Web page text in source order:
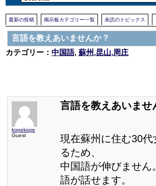
最新の投稿 掲示板カテゴリー一覧 未読のトピックス
言語を教えあいませんか？
カテゴリー： 中国語, 蘇州,昆山,周庄
kopekope
Guest
言語を教えあいませ
現在蘇州に住む30
るため、
中国語が伸びませ
語が話せます。